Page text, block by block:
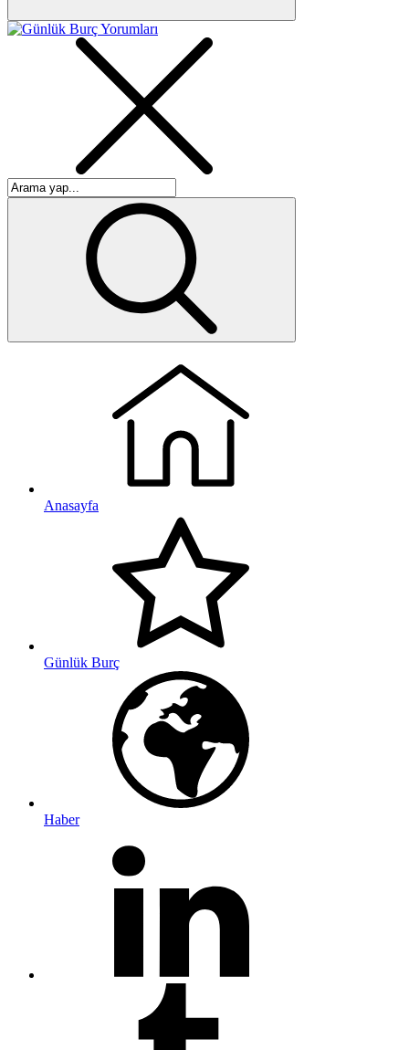
Anasayfa
Günlük Burç
Haber